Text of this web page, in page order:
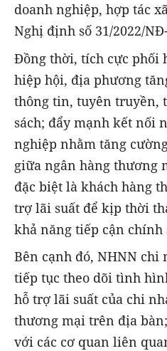
doanh nghiệp, hợp tác
Nghị định số 31/2022/
Đồng thời, tích cực phối
hiệp hội, địa phương
thông tin, tuyên truyền,
sách; đẩy mạnh kết nối
nghiệp nhằm tăng
giữa ngân hàng thương
đặc biệt là khách hàng
trợ lãi suất để kịp thời
khả năng tiếp cận chính
Bên cạnh đó, NHNN
tiếp tục theo dõi tình
hỗ trợ lãi suất của chi
thương mại trên địa
với các cơ quan liên